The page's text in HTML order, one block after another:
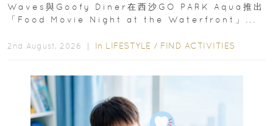
Waves與Goofy Diner在西沙GO PARK Aqua推出
「Food Movie Night at the Waterfront」...
2nd August, 2026 ｜ In LIFESTYLE / FIND ACTIVITIES